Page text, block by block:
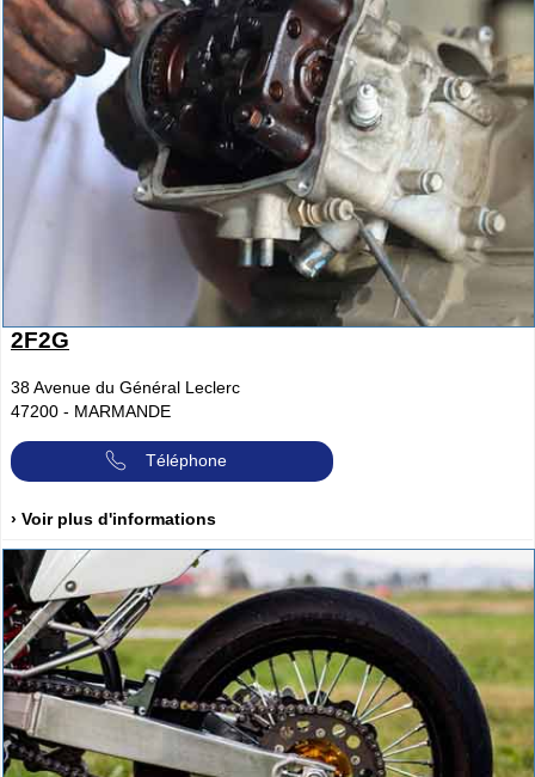
2F2G
38 Avenue du Général Leclerc
47200 - MARMANDE
Téléphone
› Voir plus d'informations